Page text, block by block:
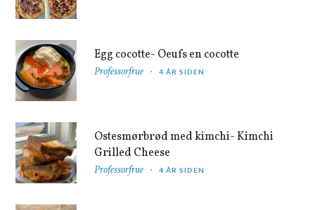
Egg cocotte- Oeufs en cocotte
Professorfrue 4 ÅR SIDEN
Ostesmørbrød med kimchi- Kimchi
Grilled Cheese
Professorfrue 4 ÅR SIDEN